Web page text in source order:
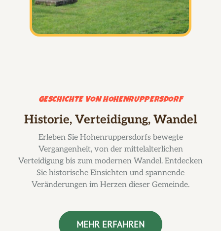
GESCHICHTE VON HOHENRUPPERSDORF
Historie, Verteidigung, Wandel
Erleben Sie Hohenruppersdorfs bewegte
Vergangenheit, von der mittelalterlichen
Verteidigung bis zum modernen Wandel. Entdecken
Sie historische Einsichten und spannende
Veränderungen im Herzen dieser Gemeinde.
MEHR ERFAHREN